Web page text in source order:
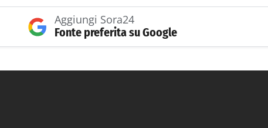
Aggiungi Sora24
Fonte preferita su Google